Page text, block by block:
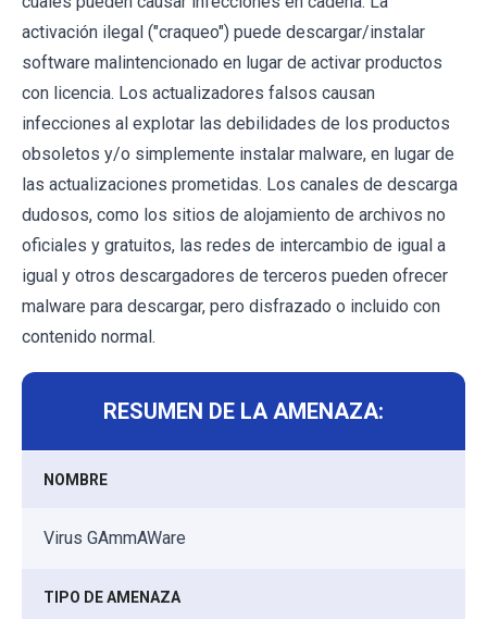
activación ilegal ("craqueo") puede descargar/instalar
software malintencionado en lugar de activar productos
con licencia. Los actualizadores falsos causan
infecciones al explotar las debilidades de los productos
obsoletos y/o simplemente instalar malware, en lugar de
las actualizaciones prometidas. Los canales de descarga
dudosos, como los sitios de alojamiento de archivos no
oficiales y gratuitos, las redes de intercambio de igual a
igual y otros descargadores de terceros pueden ofrecer
malware para descargar, pero disfrazado o incluido con
contenido normal.
RESUMEN DE LA AMENAZA:
NOMBRE
Virus GAmmAWare
TIPO DE AMENAZA